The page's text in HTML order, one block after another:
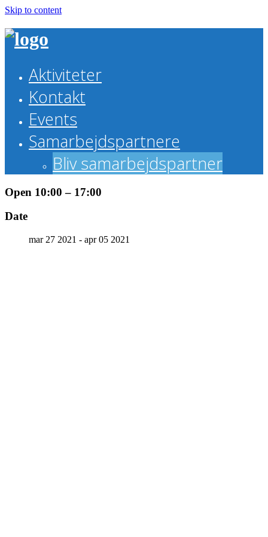
Skip to content
Aktiviteter
Kontakt
Events
Samarbejdspartnere
Bliv samarbejdspartner
Open 10:00 – 17:00
Date
mar 27 2021 - apr 05 2021